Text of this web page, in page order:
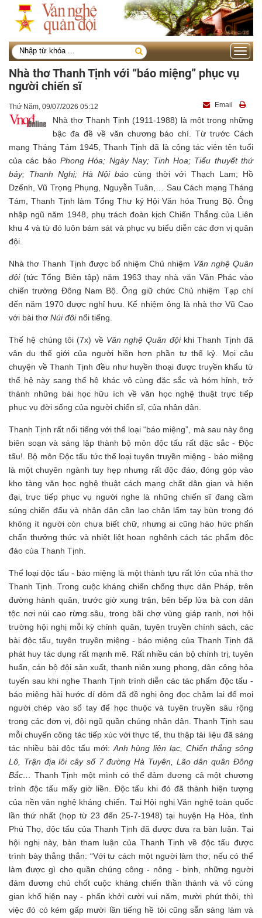
Toggle
Nhà thơ Thanh Tịnh với “báo miệng” phục vụ
người chiến sĩ
Thứ Năm, 09/07/2026 05:12 Email
Nhà thơ Thanh Tịnh (1911-1988) là một trong những
bậc đa đề về văn chương báo chí. Từ trước Cách
mạng Tháng Tám 1945, Thanh Tịnh đã là cộng tác viên tên tuổi
của các báoPhong Hóa; Ngày Nay; Tinh Hoa; Tiểu thuyết thứ
bảy; Thanh Nghị; Hà Nội báocùng thời với Thạch Lam; Hồ
Dzếnh, Vũ Trọng Phụng, Nguyễn Tuân,… Sau Cách mạng Tháng
Tám, Thanh Tịnh làm Tổng Thư ký Hội Văn hóa Trung Bộ. Ông
nhập ngũ năm 1948, phụ trách đoàn kịch Chiến Thắng của Liên
khu 4 và từ đó luôn bám sát và phục vụ biểu diễn các đơn vị quân
đội.
Nhà thơ Thanh Tịnh được bổ nhiệm Chủ nhiệm Văn nghệ Quân
đội (tức Tổng Biên tập) năm 1963 thay nhà văn Văn Phác vào
chiến trường Đông Nam Bộ. Ông giữ chức Chủ nhiệm Tạp chí
đến năm 1970 được nghỉ hưu. Kế nhiệm ông là nhà thơ Vũ Cao
với bài thơ Núi đôinổi tiếng.
Thế hệ chúng tôi (7x) về Văn nghệ Quân độikhi Thanh Tịnh đã
vân du thế giới của người hiền hơn phần tư thế kỷ. Mọi câu
chuyện về Thanh Tịnh đều như huyền thoại được truyền khẩu từ
thế hệ này sang thế hệ khác vô cùng đặc sắc và hóm hỉnh, trở
thành những bài học hữu ích về văn học nghệ thuật trực tiếp
phục vụ đời sống của người chiến sĩ, của nhân dân.
Thanh Tịnh rất nổi tiếng với thể loại “báo miệng”, mà sau này ông
biên soạn và sáng lập thành bộ môn độc tấu rất đặc sắc - Độc
tấu!. Bộ môn Độc tấu tức thể loại tuyên truyền miệng - báo miệng
là một chuyên ngành tuy hẹp nhưng rất độc đáo, đóng góp vào
kho tàng văn học nghệ thuật cách mạng chất dân gian và hiện
đại, trực tiếp phục vụ người nghe là những chiến sĩ đang cầm
súng chiến đấu và nhân dân cần lao chân lấm tay bùn trong đó
không ít người còn chưa biết chữ, nhưng ai cũng háo hức phấn
chấn thưởng thức và nhiệt liệt hoan nghênh cách tác phẩm độc
đáo của Thanh Tịnh.
Thể loại độc tấu - báo miệng là một thành tựu rất lớn của nhà thơ
Thanh Tịnh. Trong cuộc kháng chiến chống thực dân Pháp, trên
đường hành quân, trước giờ xung trận, bên bếp lửa bà con dân
tộc nơi núi cao rừng sâu, trong bãi chợ vùng giáp ranh, nơi hội
trường hội nghị mỗi kỳ chỉnh quân, tuyên truyền chính sách, các
bài độc tấu, tuyên truyền miệng - báo miệng của Thanh Tịnh đã
phát huy tác dụng rất mạnh mẽ. Rất nhiều cán bộ chính trị, tuyên
huấn, cán bộ đội sản xuất, thanh niên xung phong, dân công hỏa
tuyến sau khi nghe Thanh Tịnh trình diễn các tác phẩm độc tấu -
báo miệng hài hước dí dỏm đã đề nghị ông đọc chậm lại để mọi
người chép vào sổ tay để học thuộc và tuyên truyền sâu rộng
trong các đơn vị, đội ngũ quần chúng nhân dân. Thanh Tịnh sau
mỗi chuyến công tác tiếp xúc với thực tế, thu thập tài liệu đã sáng
tác nhiều bài độc tấu mới:Anh hùng liên lạc, Chiến thắng sông
Lô, Trận địa lôi cây số 7 đường Hà Tuyên, Lão dân quân Đông
Bắc… Thanh Tịnh một mình có thể đảm đương cả một chương
trình độc tấu mấy giờ liền. Độc tấu khi đó đã thành hiện tượng
của nền văn nghệ kháng chiến. Tại Hội nghị Văn nghệ toàn quốc
lần thứ nhất (họp từ 23 đến 25-7-1948) tại huyện Hạ Hòa, tỉnh
Phú Thọ, độc tấu của Thanh Tịnh đã được đưa ra bàn luận. Tại
hội nghị này, bản tham luận của Thanh Tịnh về độc tấu được
trình bày thẳng thắn: “Với tư cách một người làm thơ, nếu có thể
làm được gì cho quần chúng công - nông - binh, những người
đảm đương chủ chốt cuộc kháng chiến thần thánh và vô cùng
gian khổ hiện nay - phấn khởi cười vui năm, mười phút thôi, thì
việc đó có kém gấp mười lần tiếng hề tôi cũng sẵn sàng làm và